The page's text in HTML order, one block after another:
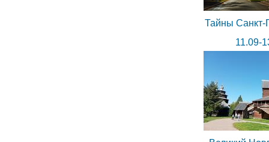
Тайны Санкт-
11.09-